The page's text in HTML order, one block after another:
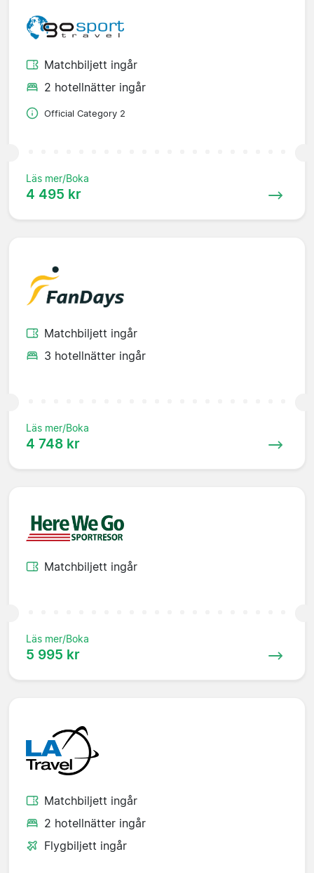
Matchbiljett ingår
2 hotellnätter ingår
Official Category 2
Läs mer/Boka
4 495 kr
Matchbiljett ingår
3 hotellnätter ingår
Läs mer/Boka
4 748 kr
Matchbiljett ingår
Läs mer/Boka
5 995 kr
Matchbiljett ingår
2 hotellnätter ingår
Flygbiljett ingår